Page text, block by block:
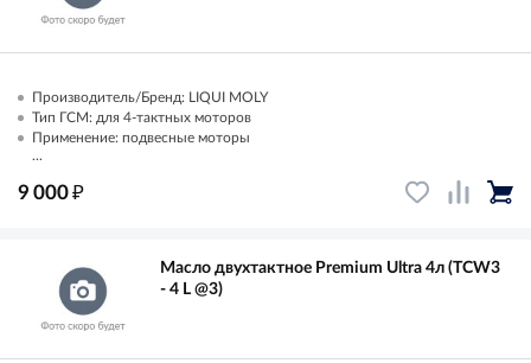
Производитель/Бренд: LIQUI MOLY
Тип ГСМ: для 4-тактных моторов
Применение: подвесные моторы
...
9 000₽
Масло двухтактное Premium Ultra 4л (TCW3
- 4 L @3)